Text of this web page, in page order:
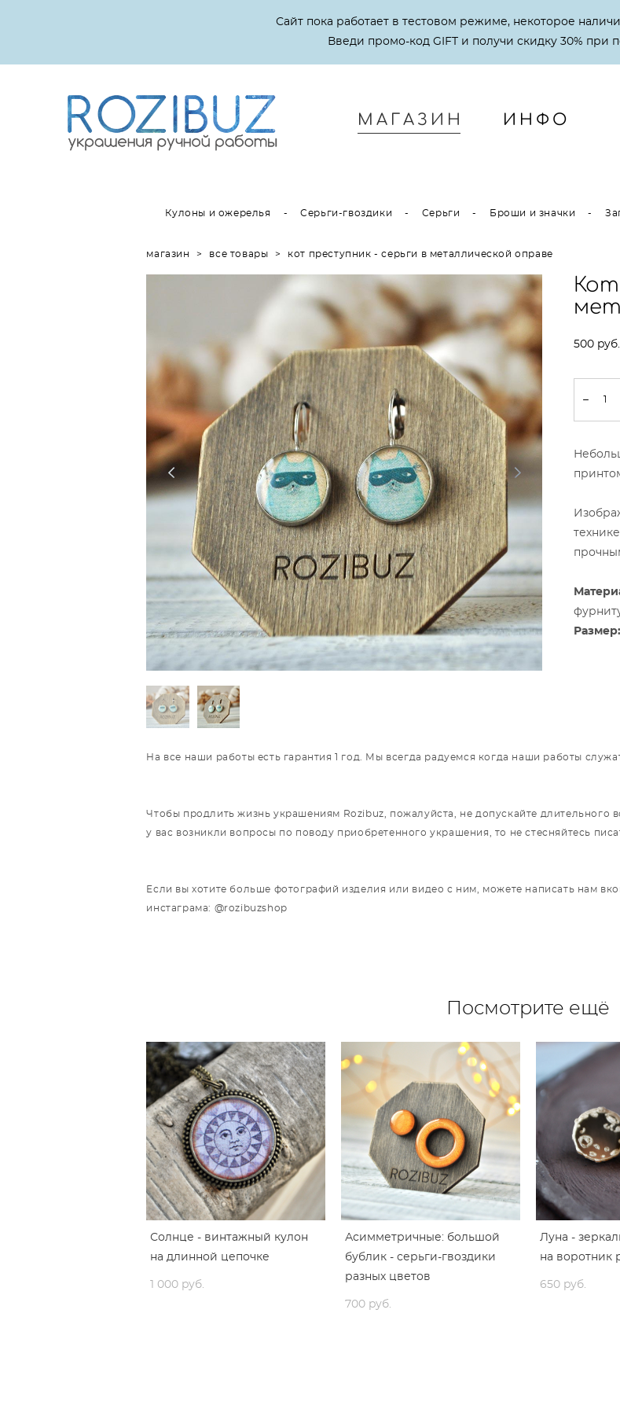
Сайт пока работает в тестовом режиме, некоторое
Введи промо-код GIFT и получи скидку 30% при
МАГАЗИН ИНФО
Кулоны и ожерелья - Серьги-гвоздики - Серьги - Броши и значки -
магазин > все товары > кот преступник - серьги в металлической оправе
Кот
500 pуб.
Размер:
На все наши работы есть гарантия 1 год. Мы всегда радуемся когда наши работы
Чтобы продлить жизнь украшениям Rozibuz, пожалуйста, не допускайте длительного
у вас возникли вопросы по поводу приобретенного украшения, то не стесняйтесь
Если вы хотите больше фотографий изделия или видео с ним, можете написать нам
инстаграма: @rozibuzshop
Посмотрите ещё
Солнце - винтажный кулон
на длинной цепочке
1 000 pуб.
Асимметричные: большой
бублик - серьги-гвоздики
разных цветов
700 pуб.
Луна -
на воротник
650 pуб.